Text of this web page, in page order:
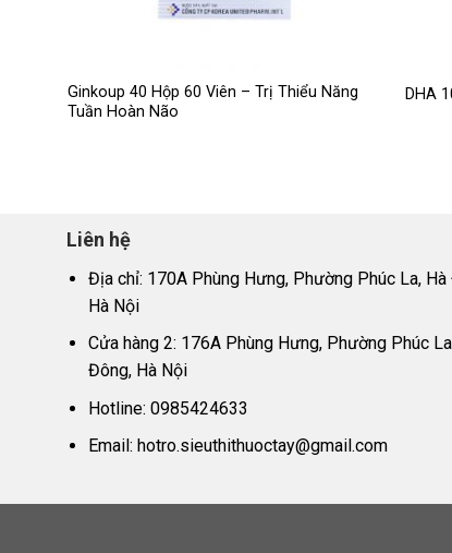
Ginkoup 40 Hộp 60 Viên – Trị Thiểu Năng
Tuần Hoàn Não
DHA
Liên hệ
Địa chỉ: 170A Phùng Hưng, Phường Phúc La,
Hà Nội
Cửa hàng 2: 176A Phùng Hưng, Phường Phúc
Đông, Hà Nội
Hotline: 0985424633
Email: hotro.sieuthithuoctay@gmail.com